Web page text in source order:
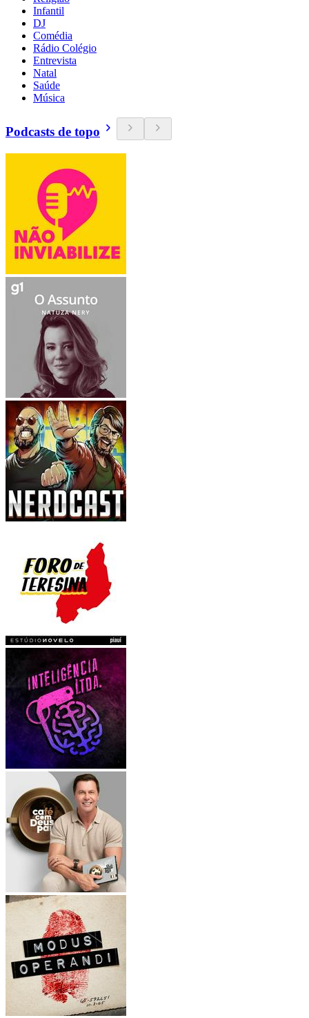
Infantil
DJ
Comédia
Rádio Colégio
Entrevista
Natal
Saúde
Música
Podcasts de topo